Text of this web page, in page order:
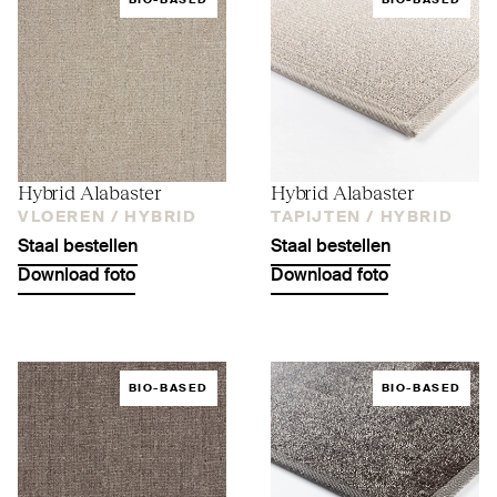
Hybrid Alabaster
VLOEREN / HYBRID
Staal bestellen
Download foto
Hybrid Alabaster
TAPIJTEN / HYBRID
Staal bestellen
Download foto
BIO-BASED BIO-BASED